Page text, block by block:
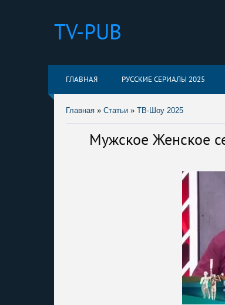
TV-PUB
ГЛАВНАЯ РУССКИЕ СЕРИАЛЫ 2025
Главная » Статьи » ТВ-Шоу 2025
Мужское Женское